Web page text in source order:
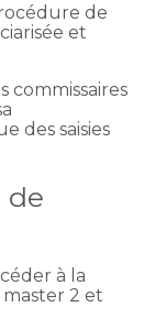
de
et
commissaires
des saisies
de
à la
master 2 et